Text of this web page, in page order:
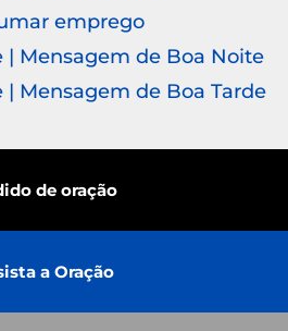
emprego
| Mensagem de Boa Noite
| Mensagem de Boa Tarde
de oração
a Oração